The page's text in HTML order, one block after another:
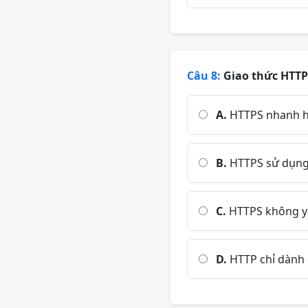
Câu 8: Giao thức
A. HTTPS nhanh
B. HTTPS sử
C. HTTPS không
D. HTTP chỉ